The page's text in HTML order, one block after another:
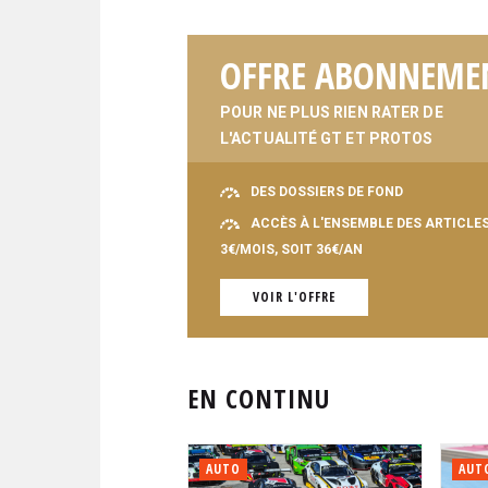
OFFRE
POUR NE PLUS RIEN RATER DE
L'ACTUALITÉ GT ET PROTOS
DES DOSSIERS DE FOND
ACCÈS À L'ENSEMBLE DES
3€/MOIS, SOIT 36€/AN
VOIR L'OFFRE
EN CONTINU
AUTO